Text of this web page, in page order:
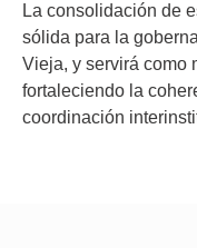
La consolidación de
sólida para la
Vieja, y servirá como
fortaleciendo la
coordinación